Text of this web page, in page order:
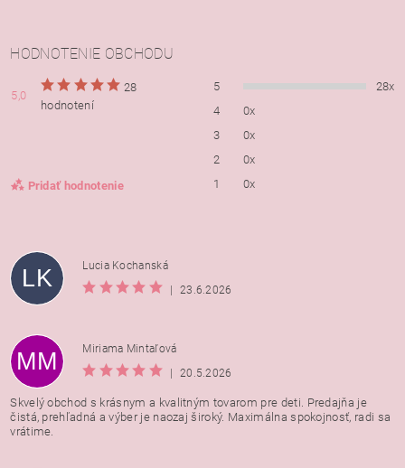
HODNOTENIE OBCHODU
5,0
28
hodnotení
Pridať hodnotenie
5
28x
4
0x
3
0x
2
0x
1
0x
LK
Lucia Kochanská
|
23.6.2026
MM
Miriama Mintaľová
|
20.5.2026
Skvelý obchod s krásnym a kvalitným tovarom pre deti. Predajňa je
čistá, prehľadná a výber je naozaj široký. Maximálna spokojnosť, radi sa
vrátime.